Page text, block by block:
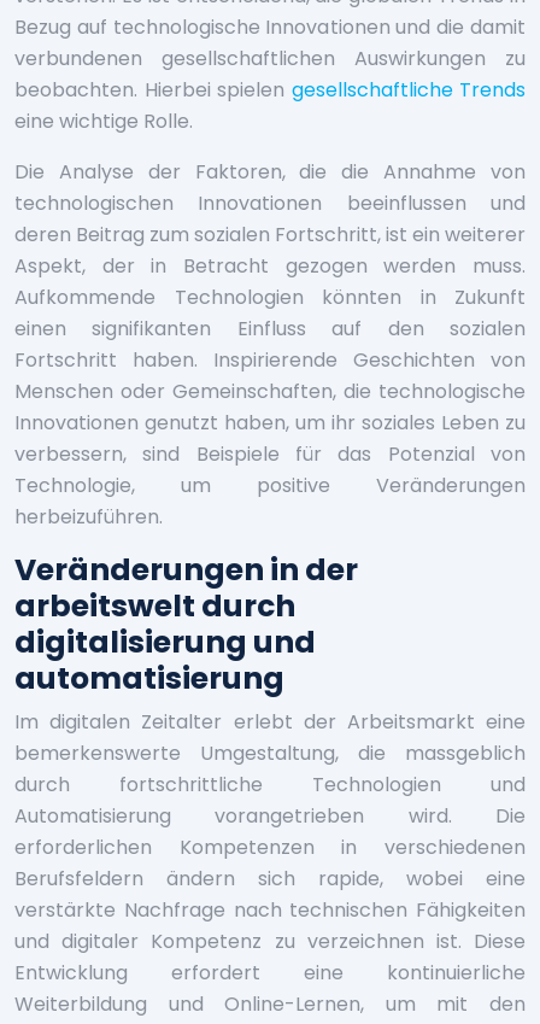
Bezug auf technologische Innovationen und die damit
verbundenen gesellschaftlichen Auswirkungen zu
beobachten. Hierbei spielen gesellschaftliche Trends
eine wichtige Rolle.
Die Analyse der Faktoren, die die Annahme von
technologischen Innovationen beeinflussen und
deren Beitrag zum sozialen Fortschritt, ist ein weiterer
Aspekt, der in Betracht gezogen werden muss.
Aufkommende Technologien könnten in Zukunft
einen signifikanten Einfluss auf den sozialen
Fortschritt haben. Inspirierende Geschichten von
Menschen oder Gemeinschaften, die technologische
Innovationen genutzt haben, um ihr soziales Leben zu
verbessern, sind Beispiele für das Potenzial von
Technologie, um positive Veränderungen
herbeizuführen.
Veränderungen in der
arbeitswelt durch
digitalisierung und
automatisierung
Im digitalen Zeitalter erlebt der Arbeitsmarkt eine
bemerkenswerte Umgestaltung, die massgeblich
durch fortschrittliche Technologien und
Automatisierung vorangetrieben wird. Die
erforderlichen Kompetenzen in verschiedenen
Berufsfeldern ändern sich rapide, wobei eine
verstärkte Nachfrage nach technischen Fähigkeiten
und digitaler Kompetenz zu verzeichnen ist. Diese
Entwicklung erfordert eine kontinuierliche
Weiterbildung und Online-Lernen, um mit den